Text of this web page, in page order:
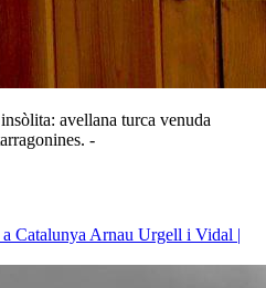
avellana turca venuda
-
Catalunya Arnau Urgell i Vidal |